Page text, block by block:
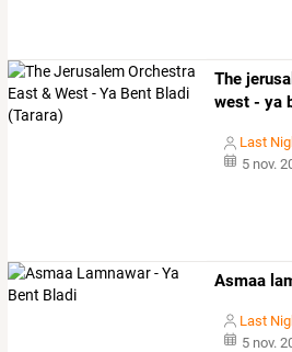
The
west - ya
Last
5 nov.
Asmaa
Last
5 nov.